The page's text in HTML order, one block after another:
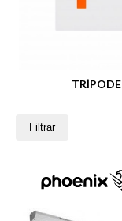
TRÍPODE
Filtrar